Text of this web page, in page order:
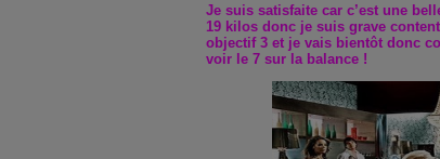
Je suis satisfaite car c’est une
19 kilos donc je suis grave
objectif 3 et je vais bientôt donc
voir le 7 sur la balance !